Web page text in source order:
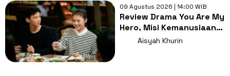
09 Agustus 2026 | 14:00 WIB
Review Drama You Are My
Hero, Misi Kemanusiaan
dan Perjalanan Asmara
Aisyah Khurin